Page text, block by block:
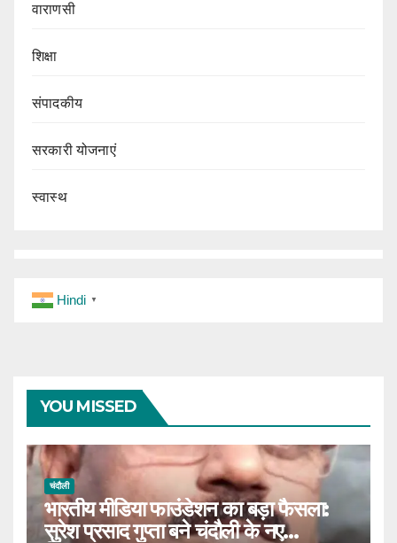
वाराणसी
शिक्षा
संपादकीय
सरकारी योजनाएं
स्वास्थ
Hindi ▼
YOU MISSED
चंदौली
भारतीय मीडिया फाउंडेशन का बड़ा फैसला:
सुरेश प्रसाद गुप्ता बने चंदौली के नए